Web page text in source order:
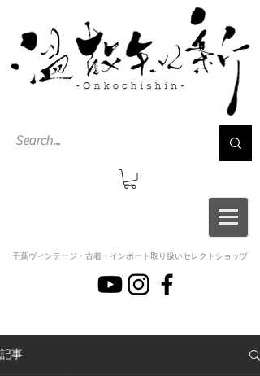
千葉ヴィンテージ・古着・インポート取り扱いセレクトショップ
記事